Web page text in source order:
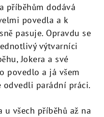
příběhům dodává
povedla a k
pasuje. Opravdu se
výtvarníci
Jokera a své
povedlo a já všem
odvedli parádní práci.
všech příběhů až na